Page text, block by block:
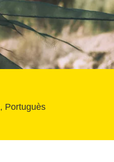
Portuguès